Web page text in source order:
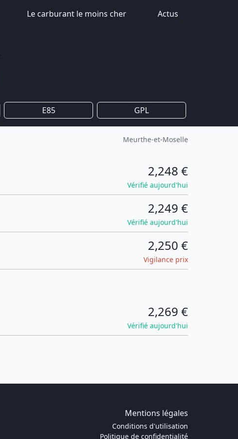
Le carburant le moins cher Actus
E85 GPL
Meurthe-et-Moselle
2,248 €
Vérifié aujourd'hui
2,249 €
Vérifié aujourd'hui
2,250 €
Vigilance prix
2,269 €
Vérifié aujourd'hui
Mentions légales
Conditions d'utilisation
Politique de confidentialité